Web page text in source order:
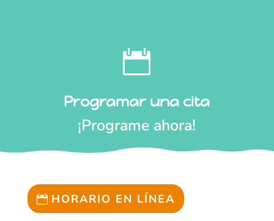

Programar una cita
¡Programe ahora!
HORARIO EN LÍNEA